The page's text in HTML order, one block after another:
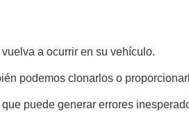
a ocurrir en su vehículo.
podemos clonarlos o
que puede generar errores